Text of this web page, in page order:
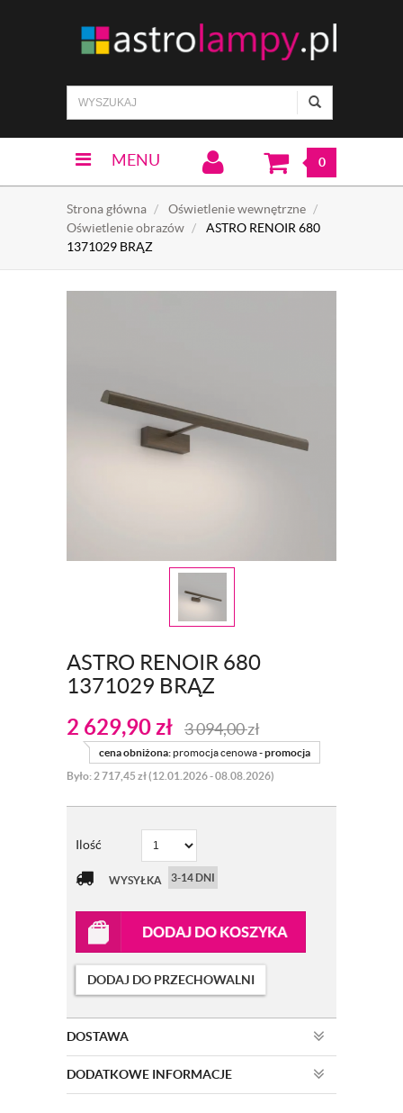
MENU 0
Strona główna
Oświetlenie wewnętrzne
Oświetlenie obrazów
ASTRO RENOIR 680
1371029 BRĄZ
ASTRO RENOIR 680
1371029 BRĄZ
2 629,90zł 3 094,00zł
cena obniżona:promocja cenowa -promocja
Było: 2 717,45 zł (12.01.2026 - 08.08.2026)
Ilość
WYSYŁKA 3-14 DNI
DODAJ DO KOSZYKA
DODAJ DO PRZECHOWALNI
DOSTAWA
DODATKOWE INFORMACJE